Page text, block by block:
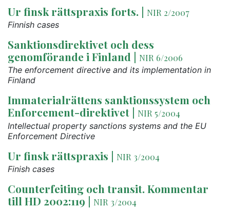
Ur finsk rättspraxis forts. | NIR 2/2007
Finnish cases
Sanktionsdirektivet och dess
genomförande i Finland | NIR 6/2006
The enforcement directive and its implementation in
Finland
Immaterialrättens sanktionssystem och
Enforcement-direktivet | NIR 5/2004
Intellectual property sanctions systems and the EU
Enforcement Directive
Ur finsk rättspraxis | NIR 3/2004
Finish cases
Counterfeiting och transit. Kommentar
till HD 2002:119 | NIR 3/2004